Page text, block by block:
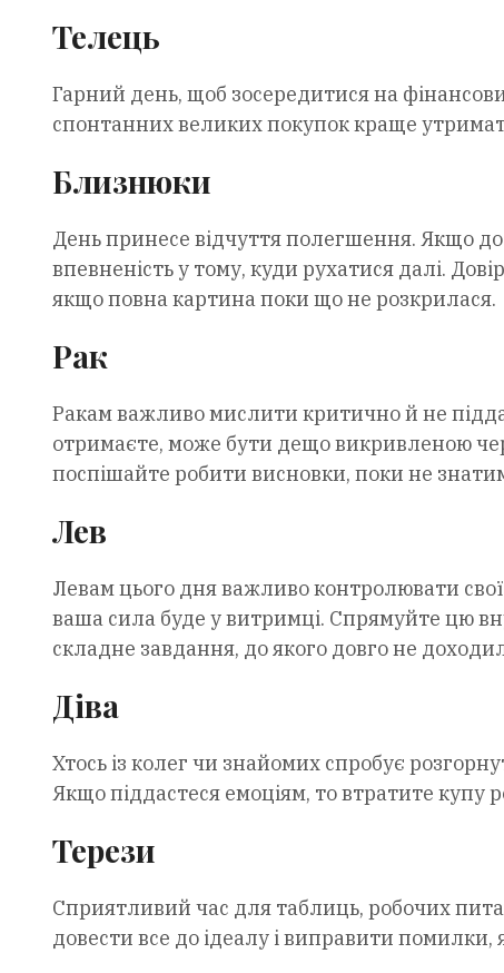
Телець
Гарний день, щоб зосередитися на
спонтанних великих покупок краще
Близнюки
День принесе відчуття полегшення. Якщо до
впевненість у тому, куди рухатися далі.
якщо повна картина поки що не розкрилася.
Рак
Ракам важливо мислити критично й не
отримаєте, може бути дещо викривленою
поспішайте робити висновки, поки не
Лев
Левам цього дня важливо контролювати
ваша сила буде у витримці. Спрямуйте цю
складне завдання, до якого довго не
Діва
Хтось із колег чи знайомих спробує
Якщо піддастеся емоціям, то втратите купу
Терези
Сприятливий час для таблиць, робочих
довести все до ідеалу і виправити помилки,